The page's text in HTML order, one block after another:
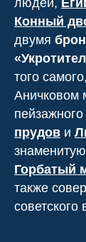
Конный
двумя
того
Аничковом
прудов и
знаменитую
Горбатый
также
советского